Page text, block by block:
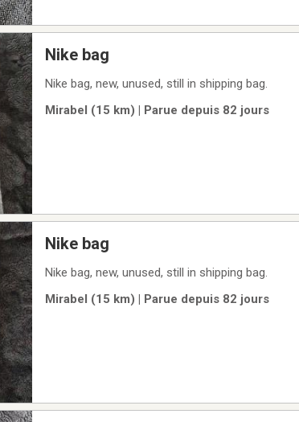
Nike bag
Nike bag, new, unused, still in shipping bag.
Mirabel (15 km) | Parue depuis 82 jours
Nike bag
Nike bag, new, unused, still in shipping bag.
Mirabel (15 km) | Parue depuis 82 jours